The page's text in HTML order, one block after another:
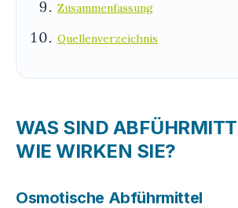
Zusammenfassung
Quellenverzeichnis
WAS SIND
WIE WIRKEN SIE?
Osmotische Abführmittel